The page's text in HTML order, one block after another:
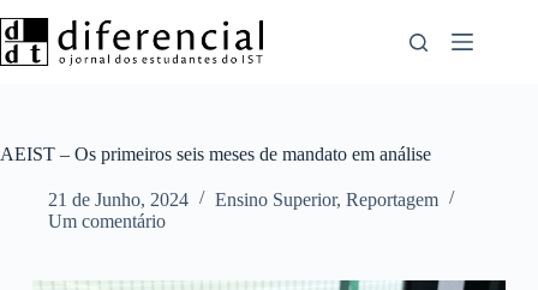
para
o
AEIST – Os primeiros seis meses de mandato em análise
21 de Junho, 2024 Ensino Superior, Reportagem
Um comentário